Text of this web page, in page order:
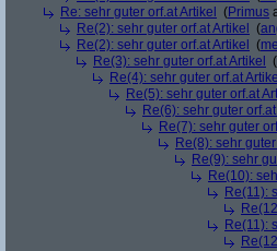
Re: sehr guter orf.at Artikel
(Primus
Re(2): sehr guter orf.at Artikel
(
Re(2): sehr guter orf.at Artikel
(
Re(3): sehr guter orf.at Artikel
(
Re(4): sehr guter orf.at Artikel
Re(5): sehr guter orf.at
Re(6): sehr guter orf.at
Re(7): sehr guter
Re(8): sehr guter
Re(9): sehr
Re(10):
Re(11):
Re(11):